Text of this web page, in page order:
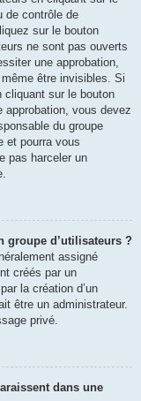
de contrôle de
sur le bouton
ne sont pas ouverts
une approbation,
même être invisibles. Si
cliquant sur le bouton
vous devez
du groupe
et pourra vous
pas harceler un
groupe d’utilisateurs ?
assigné
créés par un
la création d’un
être un administrateur.
privé.
dans une